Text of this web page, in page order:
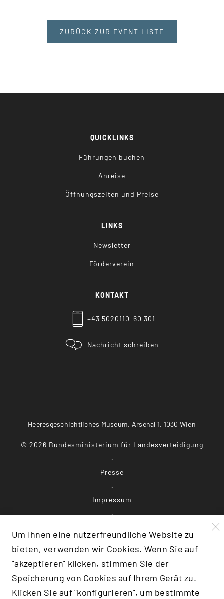
ZURÜCK ZUR EVENT LISTE
QUICKLINKS
Führungen buchen
Anreise
Öffnungszeiten und Preise
LINKS
Newsletter
Förderverein
KONTAKT
+43 5020110-60 301
Nachricht schreiben
Heeresgeschichtliches Museum, Arsenal 1, 1030 Wien
© 2026 Bundesministerium für Landesverteidigung
Presse
Impressum
Barrierefreiheit
Um Ihnen eine nutzerfreundliche Website zu
bieten, verwenden wir Cookies. Wenn Sie auf
"akzeptieren" klicken, stimmen Sie der
Speicherung von Cookies auf Ihrem Gerät zu.
Klicken Sie auf "konfigurieren", um bestimmte